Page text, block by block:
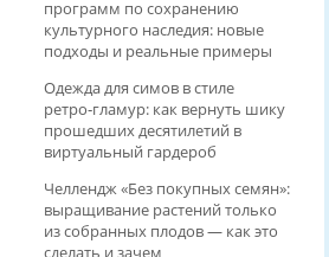
программ по сохранению
культурного наследия: новые
подходы и реальные примеры
Одежда для симов в стиле
ретро‑гламур: как вернуть шику
прошедших десятилетий в
виртуальный гардероб
Челлендж «Без покупных семян»:
выращивание растений только
из собранных плодов — как это